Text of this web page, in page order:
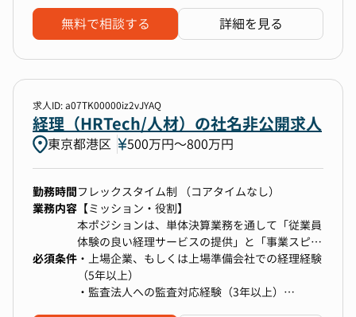
・経理財務領域における特命案件/経営課題など
のミッション対応
・経理財務部門における以下の業務の統括的なマ
ネジメント業務/各業務の実務
[経理] 単体/連結決算、開示業務（短信・有
報）、監査法人対応
[財務] 資金調達（エクイティ・デット）、金融機
関折衝、資金管理
[税務] 各種税務対応
新規事業対応、事業支援
管理会計についての経営企画部門との連携
【変更の範囲】
部署異動等により当社業務全般へ変更する場合が
あります（出向含む）
ゆくゆくはIPOも目指しておりますので、IPO準
備に携わることができる可能性があります。
■このポジションの魅力
・これから需要が伸びるEV充電業界の成長企業で
経験を積むことができます。
・管理部門の体制構築を裁量をもって推進するこ
とができます。
・国際会計基準コンバージョンに関する対応
◆ポイント
・「プライム市場」へのステップアップを見据え
現在はグロース市場に上場していますが、将来的
なプライム市場への鞍替えを目指して体制強化中
です。上場企業としての制度づくりや開示対応に
も関われる、貴重なフェーズです。
・海外子会社対応やPMIなど、レアな経理スキル
が身につく。
M&AやPMIに伴う海外拠点との調整、各国の税
務・会計への理解を深められる環境です。国内経
理の枠を超えた経験を積みたい方に最適です。
や、監査法人、会計系のコンサル企業など、幅広
い業界出身者が活躍しています。
のため、エナジー事業関連の子会社を多数保有し
ていることが特徴です。
【業務内容】
決算・税務申告等へ向けた定型業務の他、以下の
プロジェクト単位の業務（非定型業務）もお任せ
いたします。
［定型業務］
・グループ会社の月次決算、年次決算業務全般
・税務申告関連業務
（税務申告書の作成は顧問税理士に依頼していま
無料で相談する 詳細を見る
求人ID: a07TK00000iz2vJYAQ
経理（HRTech/人材）の社名非公開求人
東京都港区 500万円〜800万円
勤務時間フレックスタイム制 （コアタイムなし）
業務内容 【ミッション・役割】
本ポジションは、単体決算業務を通して「従業員
体験の良い経理サービスの提供」と「事業スピー
ドを緩めない体制の実現」の両立をミッションと
しています。
主な役割としては以下のようなものを求めていま
必須条件 ・上場企業、もしくは上場準備会社での経理経験
（5年以上）
・監査法人への監査対応経験（3年以上）